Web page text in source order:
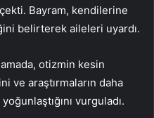
çekti. Bayram, kendilerine
belirterek aileleri uyardı.
otizmin kesin
ve araştırmaların daha
vurguladı.